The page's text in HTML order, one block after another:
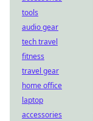
tools
audio gear
tech travel
fitness
travel gear
home office
laptop
accessories